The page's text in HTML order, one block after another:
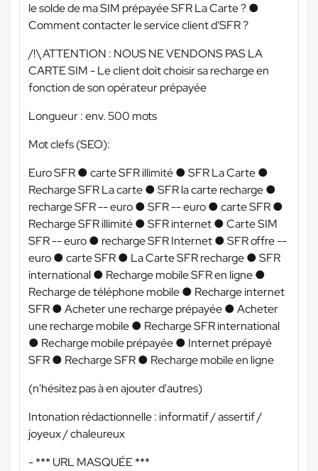
le solde de ma SIM prépayée SFR La Carte ? ●
Comment contacter le service client d'SFR ?
/!\ ATTENTION : NOUS NE VENDONS PAS LA
CARTE SIM - Le client doit choisir sa recharge en
fonction de son opérateur prépayée
Longueur : env. 500 mots
Mot clefs (SEO):
Euro SFR ● carte SFR illimité ● SFR La Carte ●
Recharge SFR La carte ● SFR la carte recharge ●
recharge SFR -- euro ● SFR -- euro ● carte SFR ●
Recharge SFR illimité ● SFR internet ● Carte SIM
SFR -- euro ● recharge SFR Internet ● SFR offre --
euro ● carte SFR ● La Carte SFR recharge ● SFR
international ● Recharge mobile SFR en ligne ●
Recharge de téléphone mobile ● Recharge internet
SFR ● Acheter une recharge prépayée ● Acheter
une recharge mobile ● Recharge SFR international
● Recharge mobile prépayée ● Internet prépayé
SFR ● Recharge SFR ● Recharge mobile en ligne
(n'hésitez pas à en ajouter d'autres)
Intonation rédactionnelle : informatif / assertif /
joyeux / chaleureux
-*** URL MASQUÉE ***